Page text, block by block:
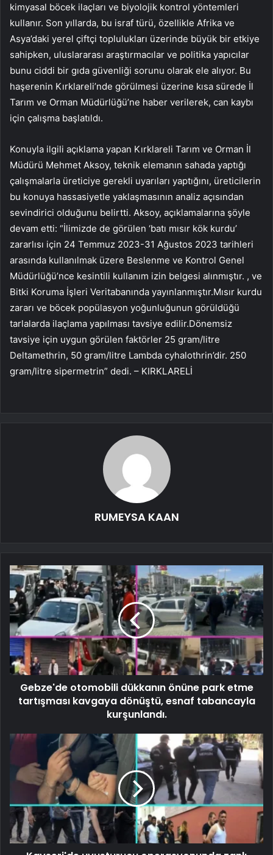
kimyasal böcek ilaçları ve biyolojik kontrol yöntemleri
kullanır. Son yıllarda, bu israf türü, özellikle Afrika ve
Asya’daki yerel çiftçi toplulukları üzerinde büyük bir etkiye
sahipken, uluslararası araştırmacılar ve politika yapıcılar
bunu ciddi bir gıda güvenliği sorunu olarak ele alıyor. Bu
haşerenin Kırklareli’nde görülmesi üzerine kısa sürede İl
Tarım ve Orman Müdürlüğü’ne haber verilerek, can kaybı
için çalışma başlatıldı.
Konuyla ilgili açıklama yapan Kırklareli Tarım ve Orman İl
Müdürü Mehmet Aksoy, teknik elemanın sahada yaptığı
çalışmalarla üreticiye gerekli uyarıları yaptığını, üreticilerin
bu konuya hassasiyetle yaklaşmasının analiz açısından
sevindirici olduğunu belirtti. Aksoy, açıklamalarına şöyle
devam etti: “İlimizde de görülen ‘batı mısır kök kurdu’
zararlısı için 24 Temmuz 2023-31 Ağustos 2023 tarihleri ​​
arasında kullanılmak üzere Beslenme ve Kontrol Genel
Müdürlüğü’nce kesintili kullanım izin belgesi alınmıştır. , ve
Bitki Koruma İşleri Veritabanında yayınlanmıştır.Mısır kurdu
zararı ve böcek popülasyon yoğunluğunun görüldüğü
tarlalarda ilaçlama yapılması tavsiye edilir.Dönemsiz
tavsiye için uygun görülen faktörler 25 gram/litre
Deltamethrin, 50 gram/litre Lambda cyhalothrin’dir. 250
gram/litre sipermetrin” dedi. – KIRKLARELİ
RUMEYSA KAAN
Gebze'de otomobili dükkanın önüne park etme
tartışması kavgaya dönüştü, esnaf tabancayla
kurşunlandı.